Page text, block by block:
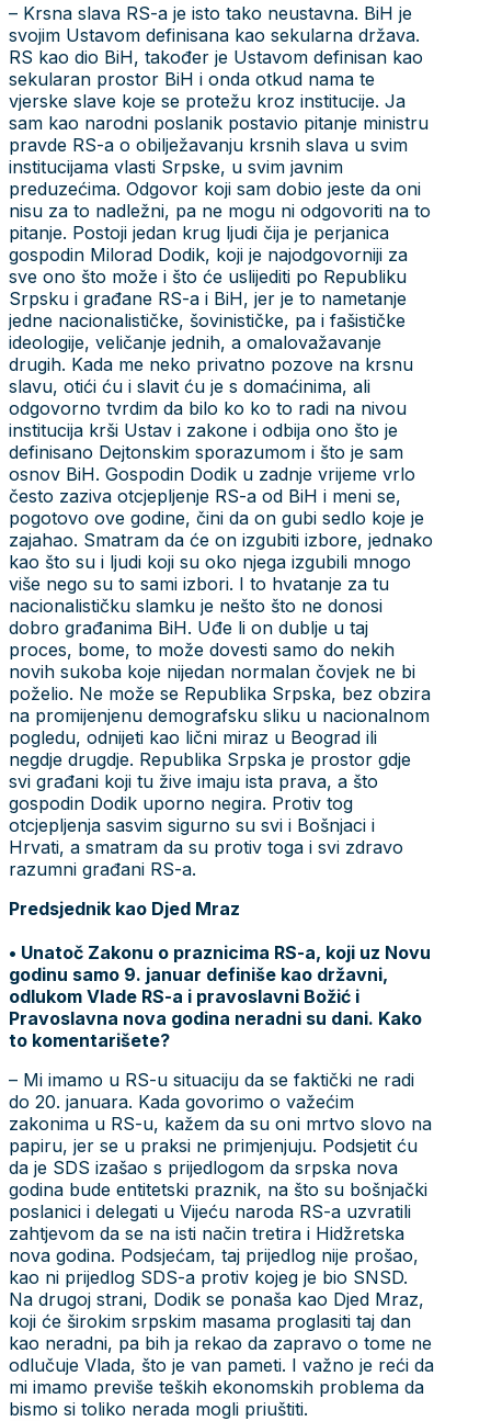
– Krsna slava RS-a je isto tako neustavna. BiH je
svojim Ustavom definisana kao sekularna država.
RS kao dio BiH, također je Ustavom definisan kao
sekularan prostor BiH i onda otkud nama te
vjerske slave koje se protežu kroz institucije. Ja
sam kao narodni poslanik postavio pitanje ministru
pravde RS-a o obilježavanju krsnih slava u svim
institucijama vlasti Srpske, u svim javnim
preduzećima. Odgovor koji sam dobio jeste da oni
nisu za to nadležni, pa ne mogu ni odgovoriti na to
pitanje. Postoji jedan krug ljudi čija je perjanica
gospodin Milorad Dodik, koji je najodgovorniji za
sve ono što može i što će uslijediti po Republiku
Srpsku i građane RS-a i BiH, jer je to nametanje
jedne nacionalističke, šovinističke, pa i fašističke
ideologije, veličanje jednih, a omalovažavanje
drugih. Kada me neko privatno pozove na krsnu
slavu, otići ću i slavit ću je s domaćinima, ali
odgovorno tvrdim da bilo ko ko to radi na nivou
institucija krši Ustav i zakone i odbija ono što je
definisano Dejtonskim sporazumom i što je sam
osnov BiH. Gospodin Dodik u zadnje vrijeme vrlo
često zaziva otcjepljenje RS-a od BiH i meni se,
pogotovo ove godine, čini da on gubi sedlo koje je
zajahao. Smatram da će on izgubiti izbore, jednako
kao što su i ljudi koji su oko njega izgubili mnogo
više nego su to sami izbori. I to hvatanje za tu
nacionalističku slamku je nešto što ne donosi
dobro građanima BiH. Uđe li on dublje u taj
proces, bome, to može dovesti samo do nekih
novih sukoba koje nijedan normalan čovjek ne bi
poželio. Ne može se Republika Srpska, bez obzira
na promijenjenu demografsku sliku u nacionalnom
pogledu, odnijeti kao lični miraz u Beograd ili
negdje drugdje. Republika Srpska je prostor gdje
svi građani koji tu žive imaju ista prava, a što
gospodin Dodik uporno negira. Protiv tog
otcjepljenja sasvim sigurno su svi i Bošnjaci i
Hrvati, a smatram da su protiv toga i svi zdravo
razumni građani RS-a.
Predsjednik kao Djed Mraz
• Unatoč Zakonu o praznicima RS-a, koji uz Novu
godinu samo 9. januar definiše kao državni,
odlukom Vlade RS-a i pravoslavni Božić i
Pravoslavna nova godina neradni su dani. Kako
to komentarišete?
– Mi imamo u RS-u situaciju da se faktički ne radi
do 20. januara. Kada govorimo o važećim
zakonima u RS-u, kažem da su oni mrtvo slovo na
papiru, jer se u praksi ne primjenjuju. Podsjetit ću
da je SDS izašao s prijedlogom da srpska nova
godina bude entitetski praznik, na što su bošnjački
poslanici i delegati u Vijeću naroda RS-a uzvratili
zahtjevom da se na isti način tretira i Hidžretska
nova godina. Podsjećam, taj prijedlog nije prošao,
kao ni prijedlog SDS-a protiv kojeg je bio SNSD.
Na drugoj strani, Dodik se ponaša kao Djed Mraz,
koji će širokim srpskim masama proglasiti taj dan
kao neradni, pa bih ja rekao da zapravo o tome ne
odlučuje Vlada, što je van pameti. I važno je reći da
mi imamo previše teških ekonomskih problema da
bismo si toliko nerada mogli priuštiti.